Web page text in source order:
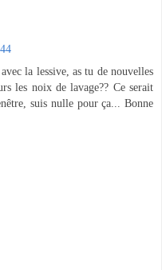
la lessive, as tu de nouvelles
les noix de lavage?? Ce serait
suis nulle pour ça... Bonne